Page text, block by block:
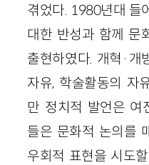
겪었다. 1980년대 들
대한 반성과 함께 문
출현하였다. 개혁·개
자유, 학술활동의 자
만 정치적 발언은 여
들은 문화적 논의를
우회적 표현을 시도